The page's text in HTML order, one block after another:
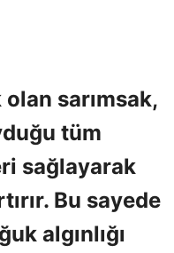
sarımsak,
tüm
sağlayarak
Bu sayede
algınlığı